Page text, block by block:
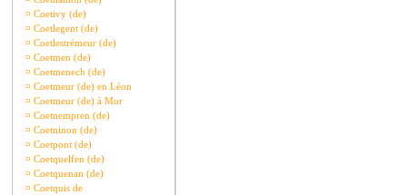
¤ Coetivy (de)
¤ Coetlegent (de)
¤ Coetlestrémeur (de)
¤ Coetmen (de)
¤ Coetmenech (de)
¤ Coetmeur (de) en Léon
¤ Coetmeur (de) à Mur
¤ Coetnempren (de)
¤ Coetninon (de)
¤ Coetpont (de)
¤ Coetquelfen (de)
¤ Coetquenan (de)
¤ Coetquis de